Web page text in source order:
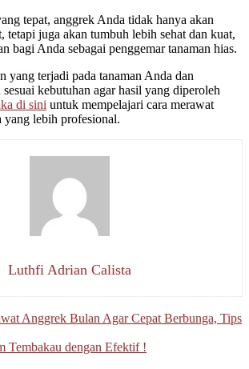
tepat, anggrek Anda tidak hanya akan
tetapi juga akan tumbuh lebih sehat dan kuat,
bagi Anda sebagai penggemar tanaman hias.
yang terjadi pada tanaman Anda dan
sesuai kebutuhan agar hasil yang diperoleh
di sini untuk mempelajari cara merawat
yang lebih profesional.
Luthfi Adrian Calista
Anggrek Bulan Agar Cepat Berbunga, Tips
Tembakau dengan Efektif !